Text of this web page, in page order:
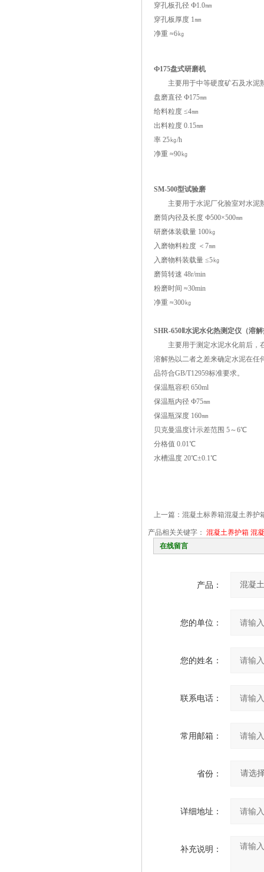
穿孔板孔径 Ф1.0㎜
穿孔板厚度 1㎜
净重 ≈6㎏
Ф175盘式研磨机
主要用于中等硬度矿石及水泥
盘磨直径 Ф175㎜
给料粒度 ≤4㎜
出料粒度 0.15㎜
率 25㎏/h
净重 ≈90㎏
SM-500型试验磨
主要用于水泥厂化验室对水泥
磨筒内径及长度 Ф500×500㎜
研磨体装载量 100㎏
入磨物料粒度 ＜7㎜
入磨物料装载量 ≤5㎏
磨筒转速 48r/min
粉磨时间 ≈30min
净重 ≈300㎏
SHR-650Ⅱ水泥水化热测定仪（溶
主要用于测定水泥水化前后，
溶解热以二者之差来确定水泥在任
品符合GB/T12959标准要求。
保温瓶容积 650ml
保温瓶内径 Ф75㎜
保温瓶深度 160㎜
贝克曼温度计示差范围 5～6℃
分格值 0.01℃
水槽温度 20℃±0.1℃
上一篇： 混凝土标养箱混凝土养护
产品相关关键字： 混凝土养护箱 混
在线留言
产品：
您的单位：
您的姓名：
联系电话：
常用邮箱：
省份：
详细地址：
补充说明：